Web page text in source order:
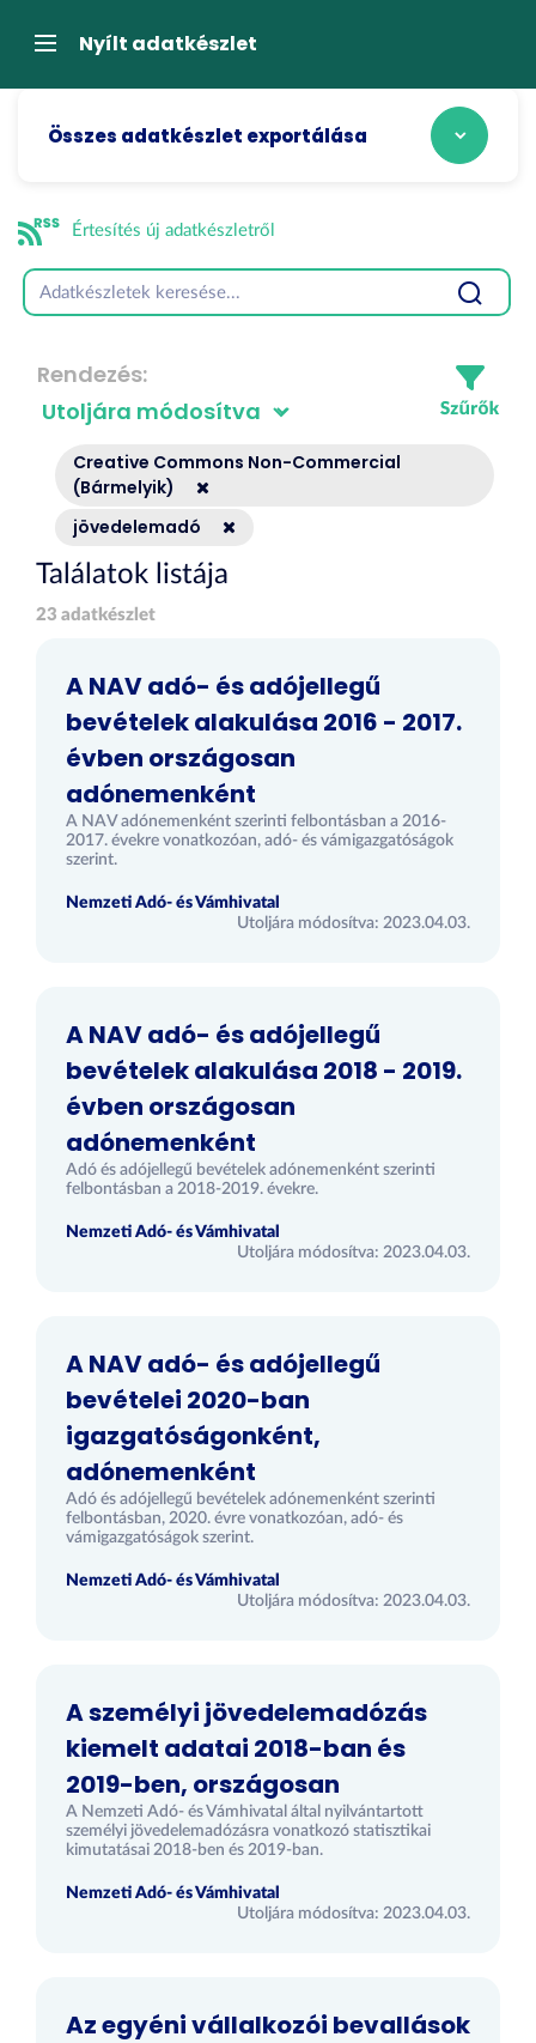
átugrásaNavigációNyílt adatkészlet
Összes adatkészlet exportálása
Értesítés új adatkészletről
Rendezés
Creative Commons Non-Commercial
(Bármelyik)
jövedelemadó
Találatok listája
23 adatkészlet
A NAV adó- és adójellegű
bevételek alakulása 2016 - 2017.
évben országosan
adónemenként
A NAV adónemenként szerinti felbontásban a 2016-
2017. évekre vonatkozóan, adó- és vámigazgatóságok
szerint.
Nemzeti Adó- és Vámhivatal
Utoljára módosítva: 2023.04.03.
A NAV adó- és adójellegű
bevételek alakulása 2018 - 2019.
évben országosan
adónemenként
Adó és adójellegű bevételek adónemenként szerinti
felbontásban a 2018-2019. évekre.
Nemzeti Adó- és Vámhivatal
Utoljára módosítva: 2023.04.03.
A NAV adó- és adójellegű
bevételei 2020-ban
igazgatóságonként,
adónemenként
Adó és adójellegű bevételek adónemenként szerinti
felbontásban, 2020. évre vonatkozóan, adó- és
vámigazgatóságok szerint.
Nemzeti Adó- és Vámhivatal
Utoljára módosítva: 2023.04.03.
A személyi jövedelemadózás
kiemelt adatai 2018-ban és
2019-ben, országosan
A Nemzeti Adó- és Vámhivatal által nyilvántartott
személyi jövedelemadózásra vonatkozó statisztikai
kimutatásai 2018-ben és 2019-ban.
Nemzeti Adó- és Vámhivatal
Utoljára módosítva: 2023.04.03.
Az egyéni vállalkozói bevallások